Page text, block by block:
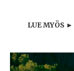
LUE MYÖS ►